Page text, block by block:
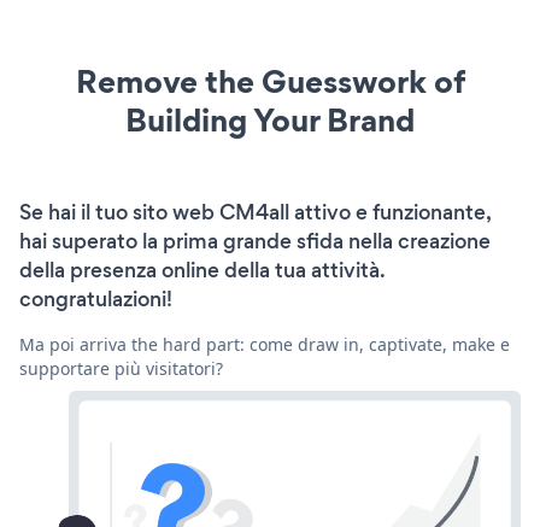
Remove the Guesswork of
Building Your Brand
Se hai il tuo sito web CM4all attivo e funzionante,
hai superato la prima grande sfida nella creazione
della presenza online della tua attività.
congratulazioni!
Ma poi arriva the hard part: come draw in, captivate, make e
supportare più visitatori?